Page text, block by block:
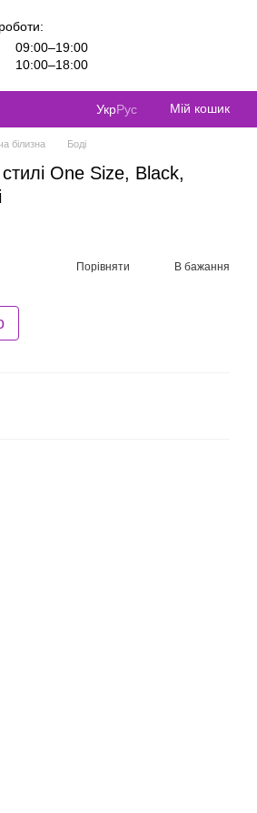
09:00–19:00
10:00–18:00
УкрРус Мій кошик
білизна Боді
One Size, Black,
Порівняти В бажання